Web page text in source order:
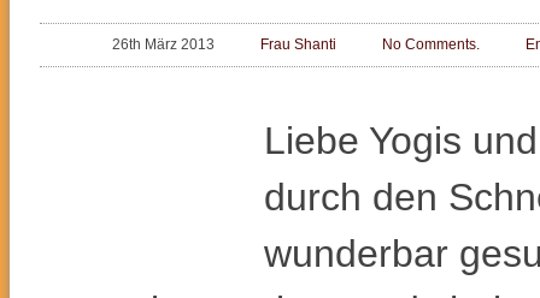
26th März 2013 Frau Shanti No Comments.
Liebe Yogis
durch den
wunderbar